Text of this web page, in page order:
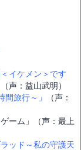
＜イケメン＞です
（声：益山武明）
間旅行～」
（声：
ーム」（声：最上
ラッド～私の守護天